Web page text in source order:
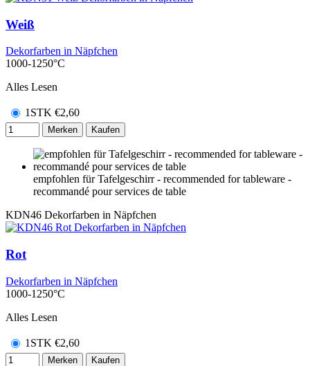
Weiß
Dekorfarben in Näpfchen
1000-1250°C
Alles Lesen
1STK €2,60
Merken Kaufen
empfohlen für Tafelgeschirr - recommended for tableware -
recommandé pour services de table
KDN46 Dekorfarben in Näpfchen
Rot
Dekorfarben in Näpfchen
1000-1250°C
Alles Lesen
1STK €2,60
Merken Kaufen